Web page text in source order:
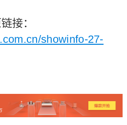
接：
showinfo-27-